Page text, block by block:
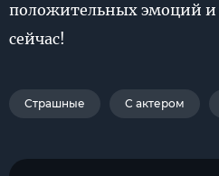
положительных эмоций и
сейчас!
Страшные С актером